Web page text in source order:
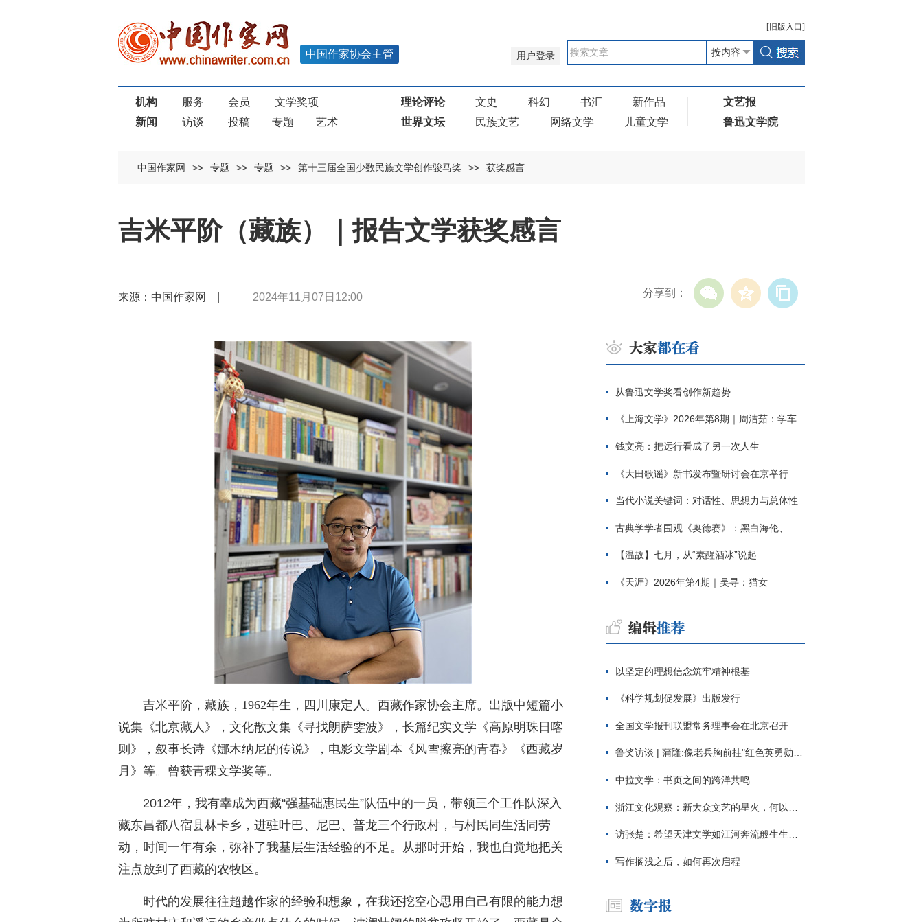
[ 旧版 入口]
用户登录
中国作家协会主管
机构 服务 会员
文学奖项
新闻
访谈 投稿 专题 艺术
理论评论 文史 科幻 书汇
新作品
世界文坛
民族文艺 网络文学 儿童文学
文艺报
鲁迅文学院
中国作家网 >> 专题 >> 专题 >> 第十三届全国少数民族文学创作骏马奖 >> 获奖感言
吉米平阶（藏族）｜报告文学获奖感言
分享到：
来源：中国作家网 | 2024年11月07日12:00
吉米平阶，藏族，1962年生，四川康定人。西藏作家协会主席。出版中短篇小
说集《北京藏人》，文化散文集《寻找朗萨雯波》，长篇纪实文学《高原明珠日喀
则》，叙事长诗《娜木纳尼的传说》，电影文学剧本《风雪擦亮的青春》《西藏岁
月》等。曾获青稞文学奖等。
2012年，我有幸成为西藏“强基础惠民生”队伍中的一员，带领三个工作队深入
藏东昌都八宿县林卡乡，进驻叶巴、尼巴、普龙三个行政村，与村民同生活同劳
动，时间一年有余，弥补了我基层生活经验的不足。从那时开始，我也自觉地把关
注点放到了西藏的农牧区。
时代的发展往往超越作家的经验和想象，在我还挖空心思用自己有限的能力想
从鲁迅文学奖看创作新趋势
《上海文学》2026年第8期｜周洁茹：学车
钱文亮：把远行看成了另一次人生
《大田歌谣》新书发布暨研讨会在京举行
当代小说关键词：对话性、思想力与总体性
古典学学者围观《奥德赛》：黑白海伦、佩涅罗佩的别针与神秘入侵者
【温故】七月，从“素醒酒冰”说起
《天涯》2026年第4期｜吴寻：猫女
以坚定的理想信念筑牢精神根基
《科学规划促发展》出版发行
全国文学报刊联盟常务理事会在北京召开
鲁奖访谈 | 蒲隆:像老兵胸前挂"红色英勇勋章"
中拉文学：书页之间的跨洋共鸣
浙江文化观察：新大众文艺的星火，何以燎原？
访张楚：希望天津文学如江河奔流般生生不息
写作搁浅之后，如何再次启程